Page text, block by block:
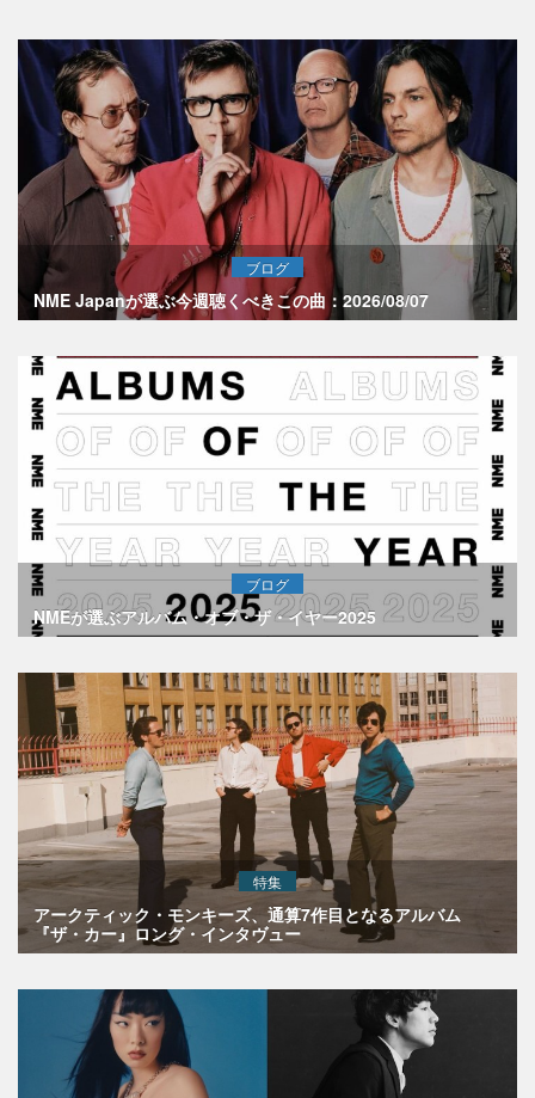
ブログ
NME Japanが選ぶ今週聴くべきこの曲：2026/08/07
ブログ
NMEが選ぶアルバム・オブ・ザ・イヤー2025
特集
アークティック・モンキーズ、通算7作目となるアルバム
『ザ・カー』ロング・インタヴュー